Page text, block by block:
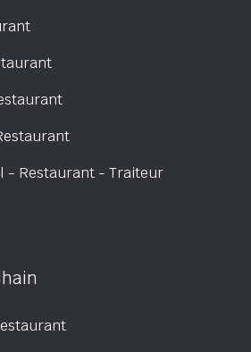
- Restaurant - Traiteur